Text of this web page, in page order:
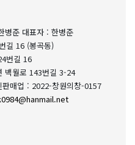
병준 대표자 : 한병준
길 16 (봉곡동)
번길 16
백월로 143번길 3-24
판매업 : 2022-창원의창-0157